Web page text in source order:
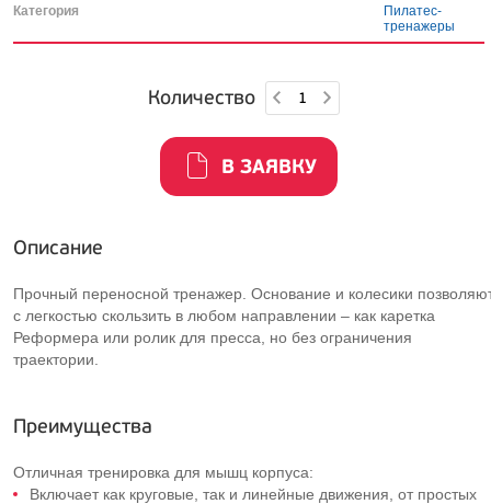
Категория
Пилатес-
тренажеры
Количество
В ЗАЯВКУ
Описание
Прочный переносной тренажер. Основание и колесики
с легкостью скользить в любом направлении – как каретка
Реформера или ролик для пресса, но без ограничения
траектории.
Преимущества
Отличная тренировка для мышц корпуса:
Включает как круговые, так и линейные движения, от простых